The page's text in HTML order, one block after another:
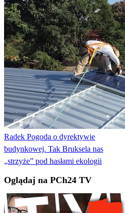
Radek Pogoda o dyrektywie
budynkowej. Tak Bruksela nas
„strzyże” pod hasłami ekologii
Oglądaj na PCh24 TV